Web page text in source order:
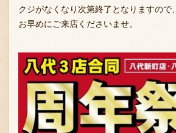
クジがなくなり次第終了となりますので、
お早めにご来店くださいませ。